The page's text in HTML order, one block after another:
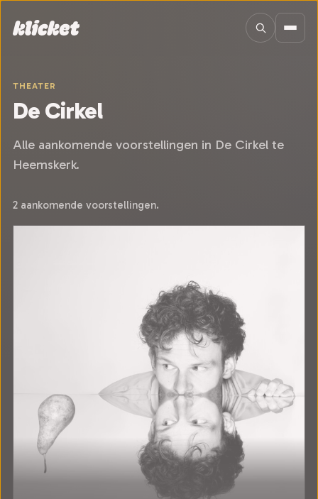
THEATER
De Cirkel
Alle aankomende voorstellingen in De Cirkel te
Heemskerk.
2 aankomende voorstellingen.